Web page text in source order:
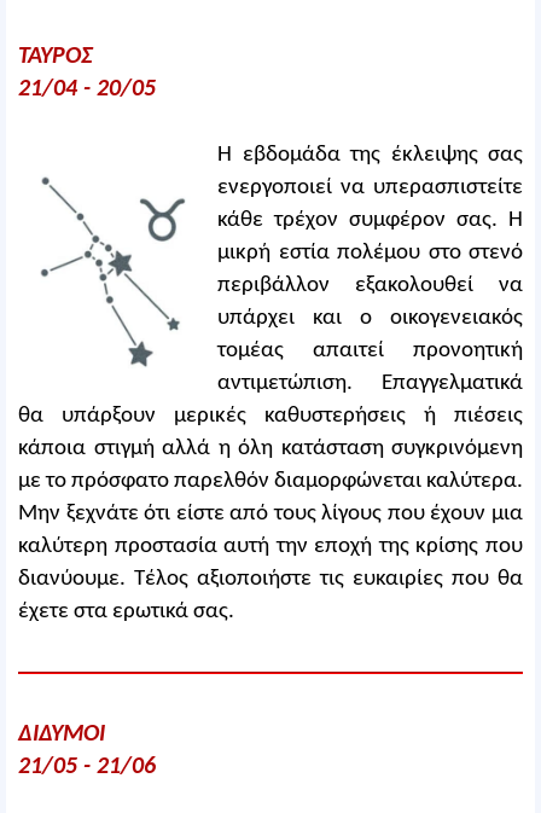
ΤΑΥΡΟΣ
21/04 - 20/05
Η εβδομάδα της έκλειψης σας
ενεργοποιεί να υπερασπιστείτε
κάθε τρέχον συμφέρον σας. Η
μικρή εστία πολέμου στο στενό
περιβάλλον εξακολουθεί να
υπάρχει και ο οικογενειακός
τομέας απαιτεί προνοητική
αντιμετώπιση. Επαγγελματικά
θα υπάρξουν μερικές καθυστερήσεις ή πιέσεις
κάποια στιγμή αλλά η όλη κατάσταση συγκρινόμενη
με το πρόσφατο παρελθόν διαμορφώνεται καλύτερα.
Μην ξεχνάτε ότι είστε από τους λίγους που έχουν μια
καλύτερη προστασία αυτή την εποχή της κρίσης που
διανύουμε. Τέλος αξιοποιήστε τις ευκαιρίες που θα
έχετε στα ερωτικά σας.
ΔΙΔΥΜΟΙ
21/05 - 21/06